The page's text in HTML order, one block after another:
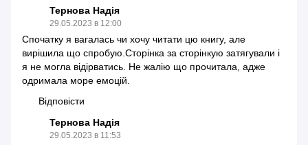
Тернова Надія
29.05.2023 в 12:00
Спочатку я вагалась чи хочу читати цю книгу, але
вирішила що спробую.Сторінка за сторінкую затягували і
я не могла відірватись. Не жалію що прочитала, адже
одримала море емоцій.
Відповісти
Тернова Надія
29.05.2023 в 11:53